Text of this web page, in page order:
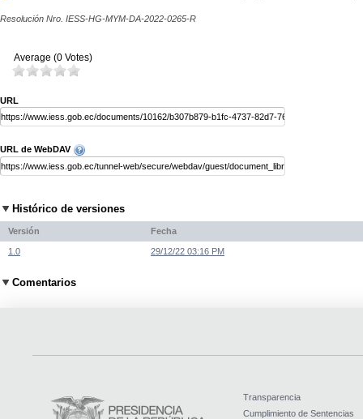
Resolución Nro. IESS-HG-MYM-DA-2022-0265-R
Average (0 Votes)
URL
URL de WebDAV
Histórico de versiones
Versión Fecha
1.0 29/12/22 03:16 PM
Comentarios
Transparencia
Cumplimiento de Sentencias